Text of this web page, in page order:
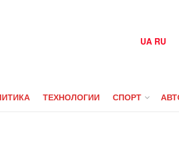
UA RU
ТЕХНОЛОГИИ СПОРТ